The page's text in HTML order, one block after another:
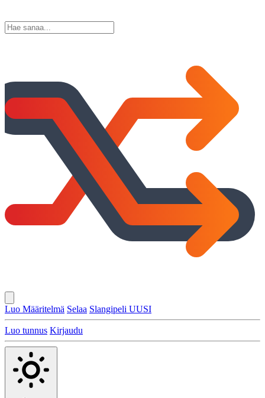
Luo Määritelmä Selaa Slangipeli UUSI
Luo tunnus Kirjaudu